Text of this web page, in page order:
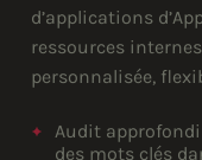
d’applications
ressources
personnalisée,
Audit
des mots clés